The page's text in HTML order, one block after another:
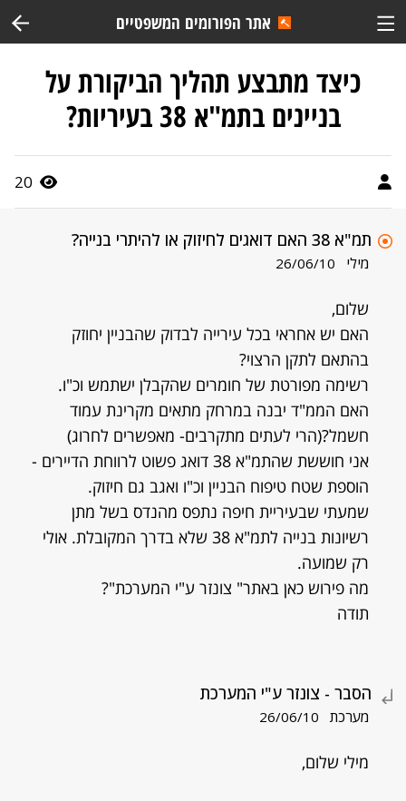
אתר הפורומים המשפטיים
כיצד מתבצע תהליך הביקורת על
בניינים בתמ"א 38 בעיריות?
20
תמ"א 38 האם דואגים לחיזוק או להיתרי בנייה?
מילי 26/06/10
שלום,
האם יש אחראי בכל עירייה לבדוק שהבניין יחוזק
בהתאם לתקן הרצוי?
רשימה מפורטת של חומרים שהקבלן ישתמש וכ"ו.
האם הממ"ד יבנה במרחק מתאים מקרינת עמוד
חשמל?(הרי לעתים מתקרבים- מאפשרים לחרוג)
אני חוששת שהתמ"א 38 דואג פשוט לרווחת הדיירים -
הוספת שטח טיפוח הבניין וכ"ו ואגב גם חיזוק.
שמעתי שבעיריית חיפה נתפס מהנדס בשל מתן
רשיונות בנייה לתמ"א 38 שלא בדרך המקובלת. אולי
רק שמועה.
מה פירוש כאן באתר" צונזר ע"י המערכת"?
תודה
הסבר - צונזר ע"י המערכת
מערכת 26/06/10
מילי שלום,